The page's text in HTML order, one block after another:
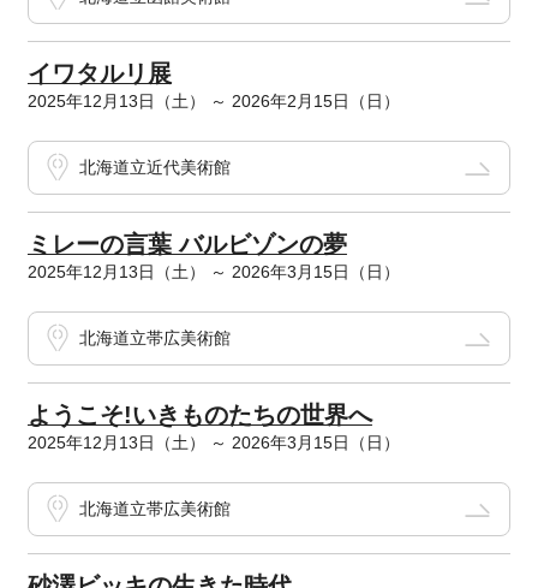
イワタルリ展
2025年12月13日（土） ～ 2026年2月15日（日）
北海道立近代美術館
ミレーの言葉 バルビゾンの夢
2025年12月13日（土） ～ 2026年3月15日（日）
北海道立帯広美術館
ようこそ!いきものたちの世界へ
2025年12月13日（土） ～ 2026年3月15日（日）
北海道立帯広美術館